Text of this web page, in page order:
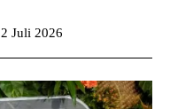
2 Juli 2026